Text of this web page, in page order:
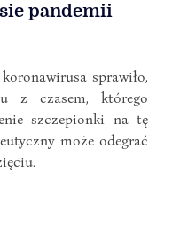
pandemii
sprawiło,
z czasem, którego
szczepionki na tę
może odegrać